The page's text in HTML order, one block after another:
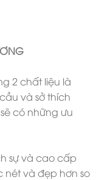
2 chất liệu là
và sở thích
có những ưu
sự và cao cấp
nét và đẹp hơn so